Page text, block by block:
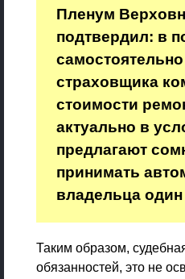
Пленум
подтвердил: в
страховщика
стоимости
актуально в
предлагают
принимать
владельца
Таким образом,
обязанностей, это не